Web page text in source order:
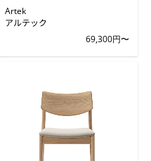
Artek
アルテック
69,300円〜